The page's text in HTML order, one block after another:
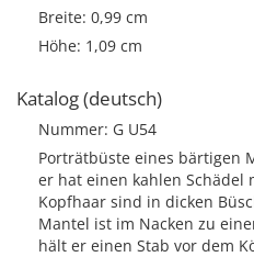
Breite: 0,99 cm
Höhe: 1,09 cm
Katalog (deutsch)
Nummer: G U54
Porträtbüste eines bärtigen
er hat einen kahlen Schädel
Kopfhaar sind in dicken
Mantel ist im Nacken zu
hält er einen Stab vor dem